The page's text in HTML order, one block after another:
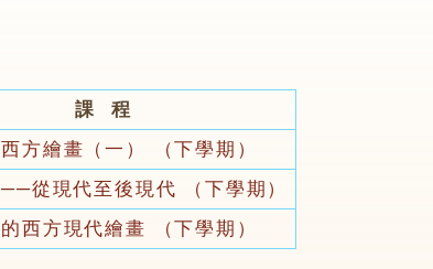
課 程
方繪畫（一） （下學期）
從現代至後現代 （下學期）
西方現代繪畫 （下學期）